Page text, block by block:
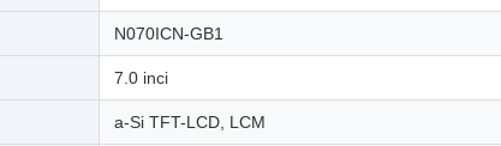
N070ICN-GB1
7.0 inci
a-Si TFT-LCD, LCM